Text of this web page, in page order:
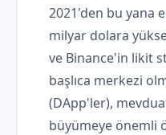
2021'den bu yana
milyar dolara
ve Binance'in likit
başlıca merkezi
(DApp'ler),
büyümeye önemli